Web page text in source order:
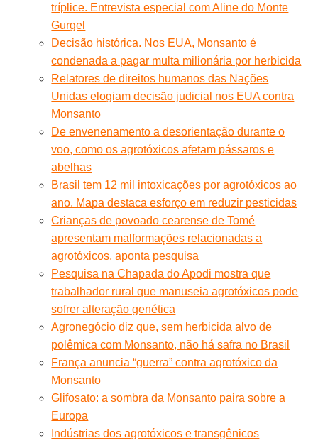
tríplice. Entrevista especial com Aline do Monte
Gurgel
Decisão histórica. Nos EUA, Monsanto é
condenada a pagar multa milionária por herbicida
Relatores de direitos humanos das Nações
Unidas elogiam decisão judicial nos EUA contra
Monsanto
De envenenamento a desorientação durante o
voo, como os agrotóxicos afetam pássaros e
abelhas
Brasil tem 12 mil intoxicações por agrotóxicos ao
ano. Mapa destaca esforço em reduzir pesticidas
Crianças de povoado cearense de Tomé
apresentam malformações relacionadas a
agrotóxicos, aponta pesquisa
Pesquisa na Chapada do Apodi mostra que
trabalhador rural que manuseia agrotóxicos pode
sofrer alteração genética
Agronegócio diz que, sem herbicida alvo de
polêmica com Monsanto, não há safra no Brasil
França anuncia “guerra” contra agrotóxico da
Monsanto
Glifosato: a sombra da Monsanto paira sobre a
Europa
Indústrias dos agrotóxicos e transgênicos